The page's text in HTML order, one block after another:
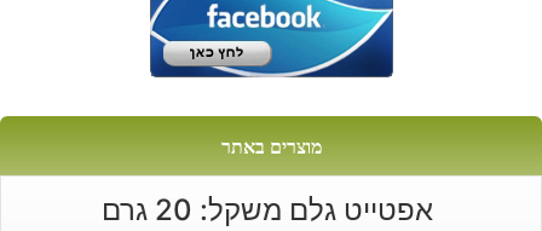
מוצרים באתר
אפטייט גלם משקל: 20 גרם